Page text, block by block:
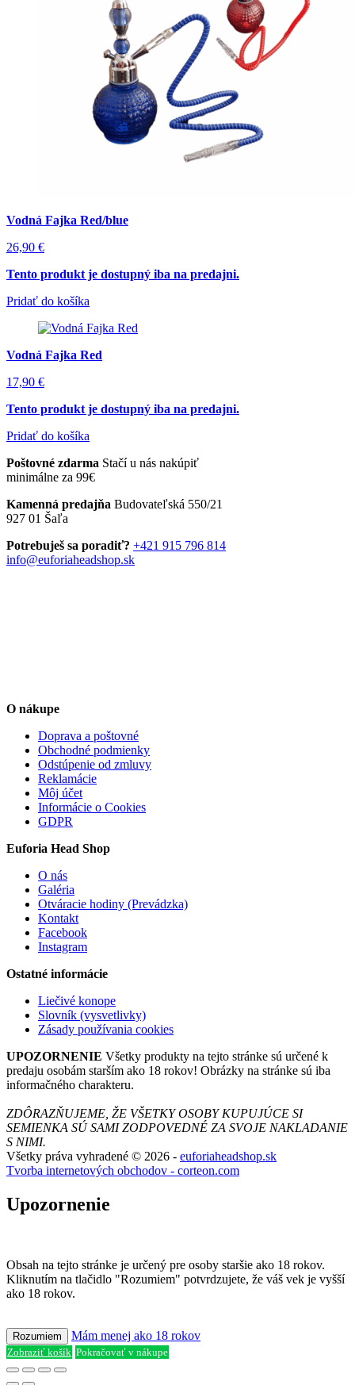
Vodná Fajka Red/blue
26,90 €
Tento produkt je dostupný iba na predajni.
Pridať do košíka
Vodná Fajka Red
17,90 €
Tento produkt je dostupný iba na predajni.
Pridať do košíka
Poštovné zdarma Stačí u nás nakúpiť
minimálne za 99€
Kamenná predajňa Budovateľská 550/21
927 01 Šaľa
Potrebuješ sa poradiť? +421 915 796 814
info@euforiaheadshop.sk
O nákupe
Doprava a poštovné
Obchodné podmienky
Odstúpenie od zmluvy
Reklamácie
Môj účet
Informácie o Cookies
GDPR
Euforia Head Shop
O nás
Galéria
Otváracie hodiny (Prevádzka)
Kontakt
Facebook
Instagram
Ostatné informácie
Liečivé konope
Slovník (vysvetlivky)
Zásady používania cookies
UPOZORNENIE Všetky produkty na tejto stránke sú určené k
predaju osobám starším ako 18 rokov! Obrázky na stránke sú iba
informačného charakteru.
ZDÔRAZŇUJEME, ŽE VŠETKY OSOBY KUPUJÚCE SI
SEMIENKA SÚ SAMI ZODPOVEDNÉ ZA SVOJE NAKLADANIE
S NIMI.
Všetky práva vyhradené © 2026 - euforiaheadshop.sk
Tvorba internetových obchodov - corteon.com
Upozornenie
Obsah na tejto stránke je určený pre osoby staršie ako 18 rokov.
Kliknutím na tlačidlo "Rozumiem" potvrdzujete, že váš vek je vyšší
ako 18 rokov.
Rozumiem Mám menej ako 18 rokov
Zobraziť košík Pokračovať v nákupe